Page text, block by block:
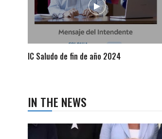
IC Saludo de fin de año 2024
IN THE NEWS